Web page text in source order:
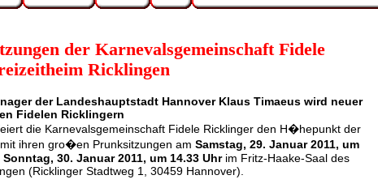
der Karnevalsgemeinschaft Fidele
Ricklingen
der Landeshauptstadt Hannover Klaus Timaeus wird neuer
Fidelen Ricklingern
die Karnevalsgemeinschaft Fidele Ricklinger den H�hepunkt der
ihren gro�en Prunksitzungen am Samstag, 29. Januar 2011, um
Sonntag, 30. Januar 2011, um 14.33 Uhrim Fritz-Haake-Saal des
(Ricklinger Stadtweg 1, 30459 Hannover).